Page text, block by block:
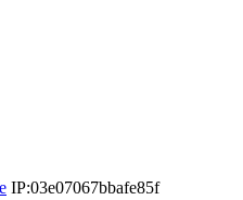
IP:03e07067bbafe85f